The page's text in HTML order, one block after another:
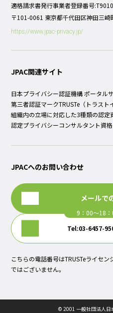
適格請求書発行事業者登録番号
〒101-0061 東京都千代田区神田三崎
https://www.jpac-privacy.jp/
JPAC関連サイト
日本プライバシー認証機構 ポータル
第三者認証マークTRUSTe（トラスト
組織内の立場に対応した3種類の認定
認定プライバシーコンサルタント資格
JPACへのお問い合わせ
メールで
Tel:03-6457-
こちらの電話番号はTRUSTeライセ
ではございません。
© 2001 一般社団法人日